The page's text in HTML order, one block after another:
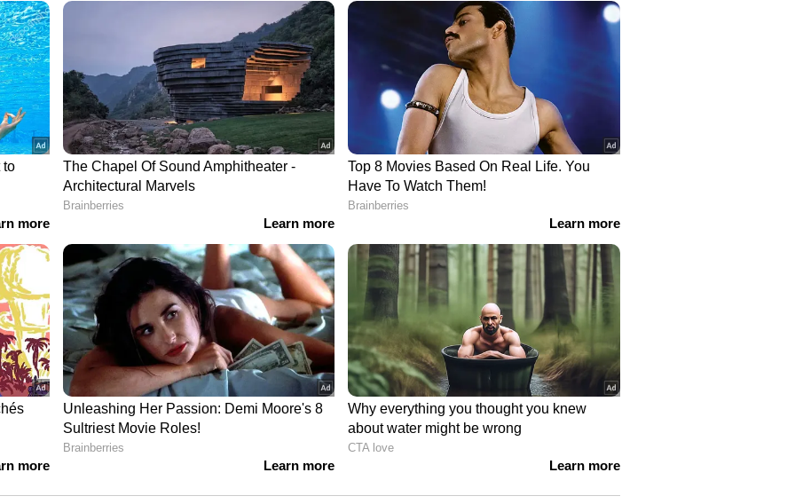
പരിശോധിച്ചു. ബംഗ്ലാദേശിലെ പ്രധാന
ദാസിന്‍റെ വീടിന് തീവെച്ചിരുന്നെങ്കില്‍ അത് വലിയ
എന്നാല്‍ കീവേഡ് സെര്‍ച്ചില്‍ അത്തരമൊരു
വീഡിയോയുടെ ഫ്രെയിമുകള്‍ റിവേഴ്‌സ്
ഈ പരിശോധനയില്‍ വീഡിയോയുടെ വസ്‌തുത
മുന്‍ നായകന്‍ മഷ്റഫെ മൊർതാസയുടെ വീട്
വാര്‍ത്തകള്‍ പുറത്തുവന്നിരുന്നു. ഇതിന്‍റെ
വൈറലായിരുന്നു. ഇതേ ദൃശ്യമാണ് ലിറ്റണ്‍
സോഷ്യല്‍ മീഡിയയില്‍ പ്രചരിക്കുന്നത്
വീടിന് കലാപകാരികള്‍ തീവെച്ചതായി ദേശീയ
ഈസ്റ്റ് പ്രസിദ്ധീകരിച്ച വീഡിയോ റിപ്പോര്‍ട്ട് ചുവടെ
ദൃശ്യങ്ങള്‍ എന്ന അവകാശവാദത്തോടെ ഷെയര്‍
കാണാം.
വീട് കലാപകാരികള്‍ തീവെച്ച് നശിപ്പിച്ചു എന്ന